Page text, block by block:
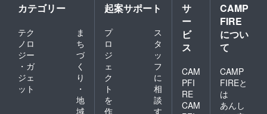
カテゴリー
テク
ノロ
ジー
・ガ
ジェ
ット
ま
ち
づ
く
り
・
地
域
起案サポート
プ
ロ
ジ
ェ
ク
ト
を
作
ス
タ
ッ
フ
に
相
談
す
サ
ー
ビ
ス
CAM
PFI
RE
CAM
CAMP
FIRE
につい
て
CAMP
FIREと
は
あんし